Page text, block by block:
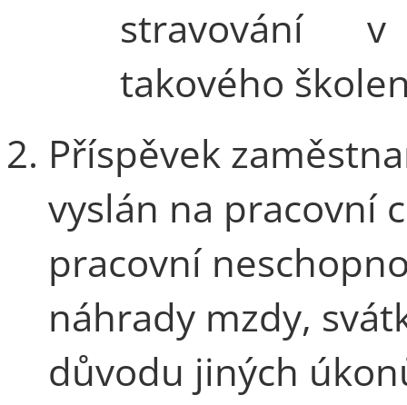
stravování
takového
Příspěvek
vyslán na pracovní
pracovní
náhrady mzdy,
důvodu jiných